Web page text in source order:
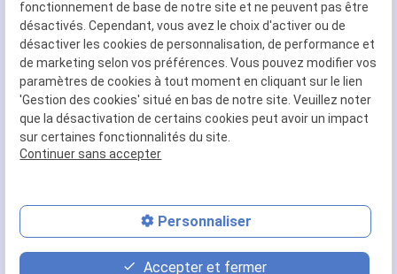
RÉSEAUX SOCIAUX :
TVA INTRACOMMUNAUTAIRE :
BE0896755397
Mentions légales
Politique de confidentialité
Gestion des cookies
fonctionnement de base de notre site et ne peuvent pas être
désactivés. Cependant, vous avez le choix d'activer ou de
désactiver les cookies de personnalisation, de performance et
de marketing selon vos préférences. Vous pouvez modifier vos
paramètres de cookies à tout moment en cliquant sur le lien
'Gestion des cookies' situé en bas de notre site. Veuillez noter
que la désactivation de certains cookies peut avoir un impact
sur certaines fonctionnalités du site.
Continuer sans accepter
Personnaliser
Accepter et fermer